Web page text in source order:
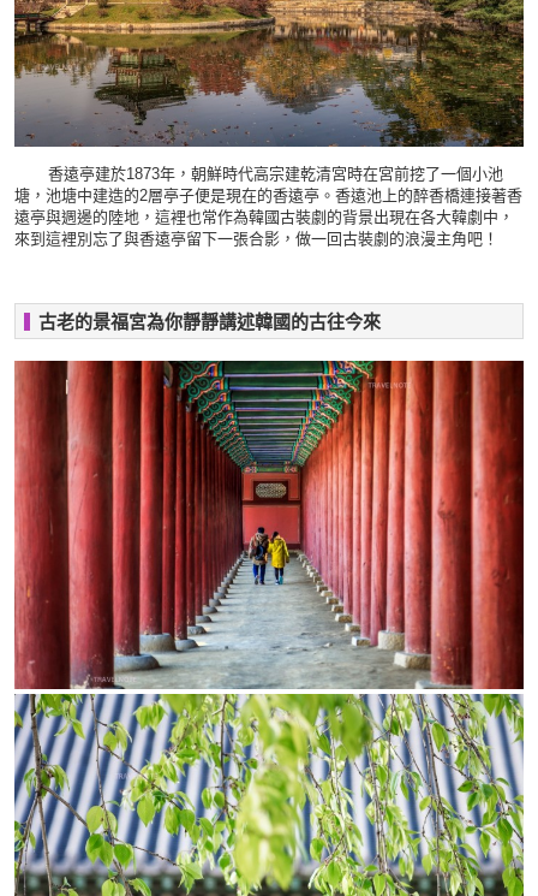
香遠亭建於1873年，朝鮮時代高宗建乾清宮時在宮前挖了一個小池
塘，池塘中建造的2層亭子便是現在的香遠亭。香遠池上的醉香橋連接著香
遠亭與週邊的陸地，這裡也常作為韓國古裝劇的背景出現在各大韓劇中，
來到這裡別忘了與香遠亭留下一張合影，做一回古裝劇的浪漫主角吧！
古老的景福宮為你靜靜講述韓國的古往今來